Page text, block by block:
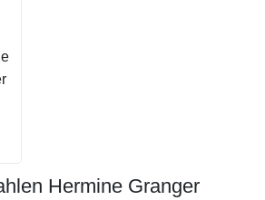
Hermine Granger